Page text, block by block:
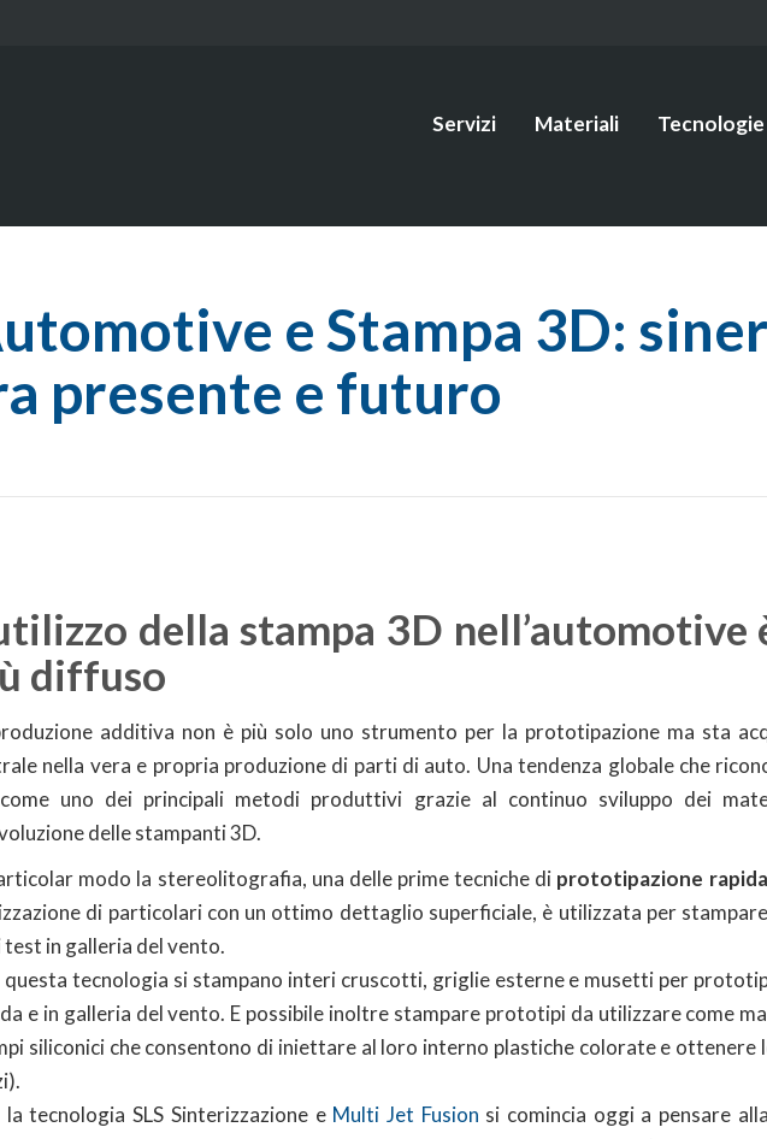
Servizi Materiali Tecnologie
e Stampa 3D:
presente e futuro
della stampa 3D nell’automotive
diffuso
additiva non è più solo uno strumento per la prototipazione ma sta
nella vera e propria produzione di parti di auto. Una tendenza globale che
uno dei principali metodi produttivi grazie al continuo sviluppo dei
delle stampanti 3D.
modo la stereolitografia, una delle prime tecniche di prototipazione rapida
di particolari con un ottimo dettaglio superficiale, è utilizzata per
test in galleria del vento.
questa tecnologia si stampano interi cruscotti, griglie esterne e musetti per
e in galleria del vento. E possibile inoltre stampare prototipi da utilizzare come
siliconici che consentono di iniettare al loro interno plastiche colorate e ottenere
la tecnologia SLS Sinterizzazione e Multi Jet Fusion si comincia oggi a pensare